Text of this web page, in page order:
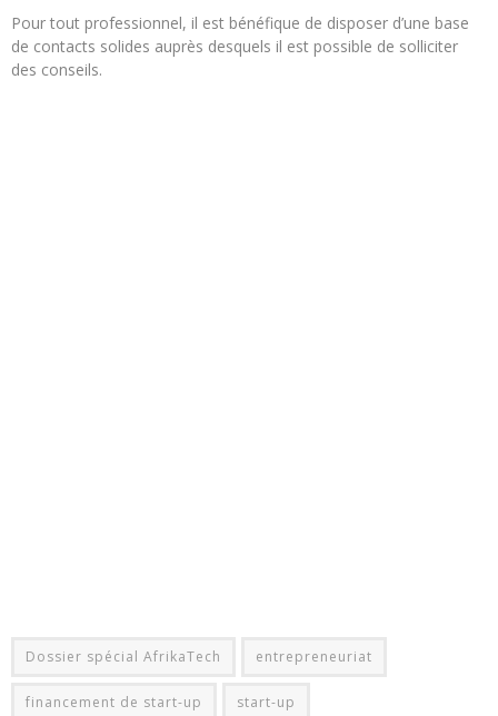
Pour tout professionnel, il est bénéfique de disposer d’une base
de contacts solides auprès desquels il est possible de solliciter
des conseils.
Dossier spécial AfrikaTech entrepreneuriat
financement de start-up start-up